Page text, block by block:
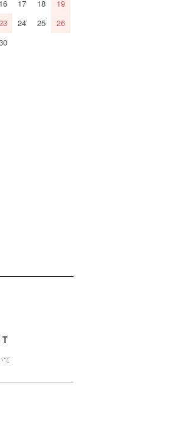
16 17 18
19
24 25
26
て